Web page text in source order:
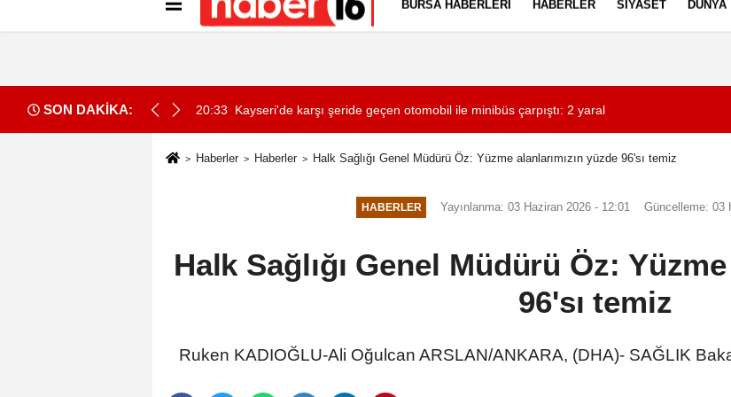
İletişim Gizlilik İlkeleri
BURSA HABERLERI HABERLER SIYASET DÜNYA
SON DAKİKA: 20:33 Kayseri'de karşı şeride geçen otomobil ile minibüs çarpıştı: 2 yaralı
Haberler Haberler Halk Sağlığı Genel Müdürü Öz: Yüzme alanlarımızın yüzde 96'sı temiz
HABERLER Yayınlanma: 03 Haziran 2026 - 12:01 Güncelleme: 03
Halk Sağlığı Genel Müdürü Öz:
96'sı temiz
Ruken KADIOĞLU-Ali Oğulcan ARSLAN/ANKARA, (DHA)- SAĞLIK